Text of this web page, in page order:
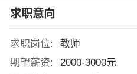
求职意向
求职岗位:
教师
期望薪资:
2000-3000元